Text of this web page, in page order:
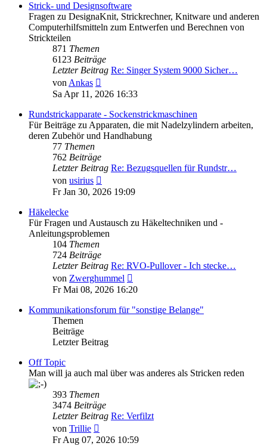
Strick- und Designsoftware
Fragen zu DesignaKnit, Strickrechner, Knitware und anderen
Computerhilfsmitteln zum Entwerfen und Berechnen von
Strickteilen
871 Themen
6123 Beiträge
Letzter Beitrag Re: Singer System 9000 Sicher…
vonAnkas
Beitrag
Sa Apr 11, 2026 16:33
Rundstrickapparate - Sockenstrickmaschinen
Für Beiträge zu Apparaten, die mit Nadelzylindern arbeiten,
deren Zubehör und Handhabung
77 Themen
762 Beiträge
Letzter Beitrag Re: Bezugsquellen für Rundstr…
von usirius
Beitrag
Fr Jan 30, 2026 19:09
Häkelecke
Für Fragen und Austausch zu Häkeltechniken und -
Anleitungsproblemen
104 Themen
724 Beiträge
Letzter Beitrag Re: RVO-Pullover - Ich stecke…
von Zwerghummel
Beitrag
Fr Mai 08, 2026 16:20
Kommunikationsforum für "sonstige Belange"
Themen
Beiträge
Letzter Beitrag
Off Topic
Man will ja auch mal über was anderes als Stricken reden
393 Themen
3474 Beiträge
Letzter Beitrag Re: Verfilzt
von Trillie
Beitrag
Fr Aug 07, 2026 10:59